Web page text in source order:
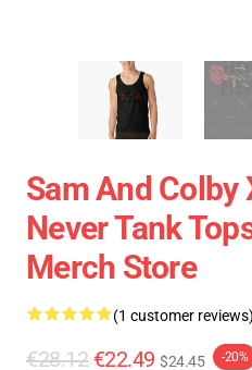
Sam And Colby
Never Tank
Merch Store
(1 customer reviews)
€28.12 €22.49 $24.45 -20%